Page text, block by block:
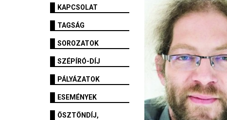
KAPCSOLAT
TAGSÁG
SOROZATOK
SZÉPÍRÓ-DÍJ
PÁLYÁZATOK
ESEMÉNYEK
ÖSZTÖNDÍJ,